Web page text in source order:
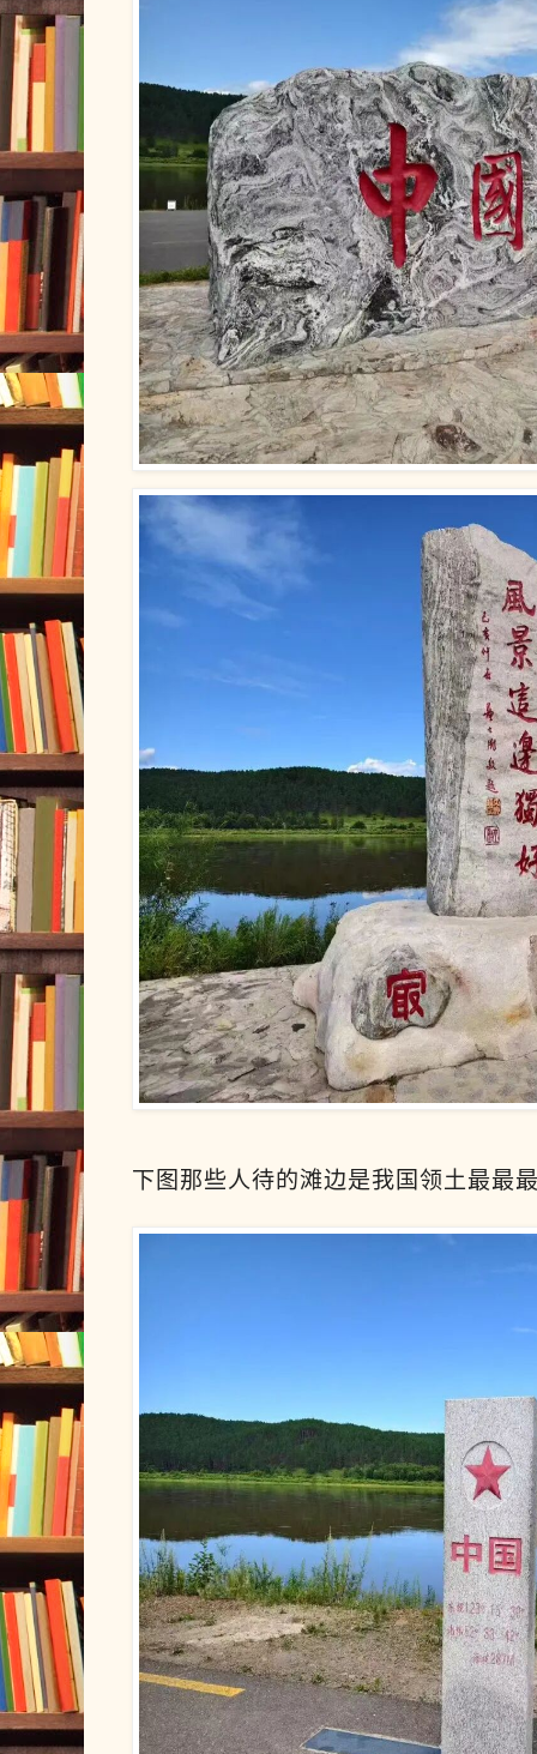
下图那些人待的滩边是我国领土最最